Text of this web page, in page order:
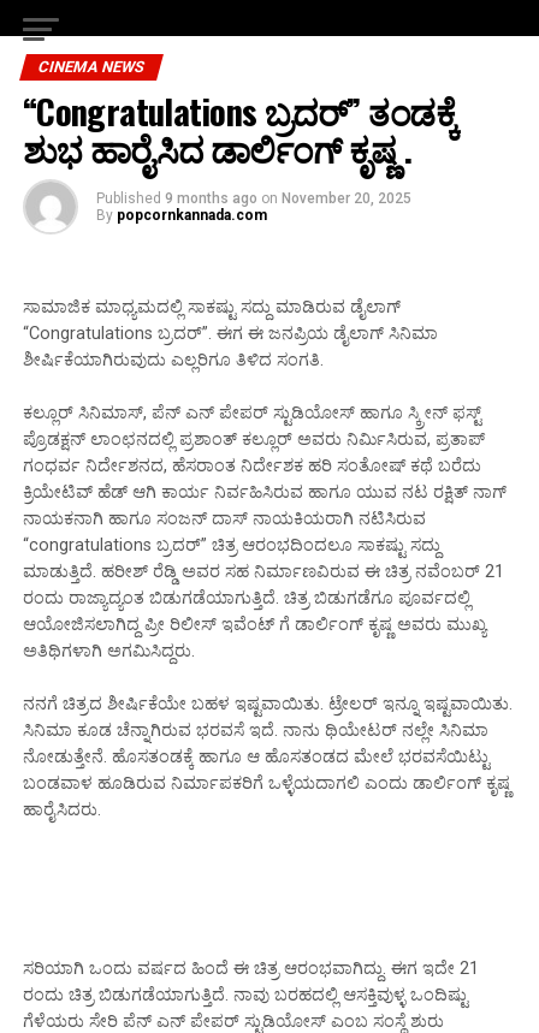
CINEMA NEWS
“Congratulations ಬ್ರದರ್” ತಂಡಕ್ಕೆ
ಶುಭ ಹಾರೈಸಿದ ಡಾರ್ಲಿಂಗ್ ಕೃಷ್ಣ .
Published 9 months ago on November 20, 2025
By popcornkannada.com
ಸಾಮಾಜಿಕ ಮಾಧ್ಯಮದಲ್ಲಿ ಸಾಕಷ್ಟು ಸದ್ದು ಮಾಡಿರುವ ಡೈಲಾಗ್
“Congratulations ಬ್ರದರ್”. ಈಗ ಈ ಜನಪ್ರಿಯ ಡೈಲಾಗ್ ಸಿನಿಮಾ
ಶೀರ್ಷಿಕೆಯಾಗಿರುವುದು ಎಲ್ಲರಿಗೂ ತಿಳಿದ ಸಂಗತಿ.
ಕಲ್ಲೂರ್ ಸಿನಿಮಾಸ್, ಪೆನ್ ಎನ್ ಪೇಪರ್ ಸ್ಟುಡಿಯೋಸ್ ಹಾಗೂ ಸ್ಕ್ರೀನ್ ಫಸ್ಟ್
ಪ್ರೊಡಕ್ಷನ್ ಲಾಂಛನದಲ್ಲಿ ಪ್ರಶಾಂತ್ ಕಲ್ಲೂರ್ ಅವರು ನಿರ್ಮಿಸಿರುವ, ಪ್ರತಾಪ್
ಗಂಧರ್ವ ನಿರ್ದೇಶನದ, ಹೆಸರಾಂತ ನಿರ್ದೇಶಕ ಹರಿ ಸಂತೋಷ್ ಕಥೆ ಬರೆದು
ಕ್ರಿಯೇಟಿವ್ ಹೆಡ್ ಆಗಿ ಕಾರ್ಯ ನಿರ್ವಹಿಸಿರುವ ಹಾಗೂ ಯುವ ನಟ ರಕ್ಷಿತ್ ನಾಗ್
ನಾಯಕನಾಗಿ ಹಾಗೂ ಸಂಜನ್ ದಾಸ್ ನಾಯಕಿಯರಾಗಿ ನಟಿಸಿರುವ
“congratulations ಬ್ರದರ್” ಚಿತ್ರ ಆರಂಭದಿಂದಲೂ ಸಾಕಷ್ಟು ಸದ್ದು
ಮಾಡುತ್ತಿದೆ. ಹರೀಶ್ ರೆಡ್ಡಿ ಅವರ ಸಹ ನಿರ್ಮಾಣವಿರುವ ಈ ಚಿತ್ರ ನವೆಂಬರ್ 21
ರಂದು ರಾಜ್ಯಾದ್ಯಂತ ಬಿಡುಗಡೆಯಾಗುತ್ತಿದೆ. ಚಿತ್ರ ಬಿಡುಗಡೆಗೂ ಪೂರ್ವದಲ್ಲಿ
ಆಯೋಜಿಸಲಾಗಿದ್ದ ಪ್ರೀ ರಿಲೀಸ್ ಇವೆಂಟ್ ಗೆ ಡಾರ್ಲಿಂಗ್ ಕೃಷ್ಣ ಅವರು ಮುಖ್ಯ
ಅತಿಥಿಗಳಾಗಿ ಅಗಮಿಸಿದ್ದರು.
ನನಗೆ ಚಿತ್ರದ ಶೀರ್ಷಿಕೆಯೇ ಬಹಳ ಇಷ್ಟವಾಯಿತು. ಟ್ರೇಲರ್ ಇನ್ನೂ ಇಷ್ಟವಾಯಿತು.
ಸಿನಿಮಾ ಕೂಡ ಚೆನ್ನಾಗಿರುವ ಭರವಸೆ ಇದೆ. ನಾನು ಥಿಯೇಟರ್ ನಲ್ಲೇ ಸಿನಿಮಾ
ನೋಡುತ್ತೇನೆ. ಹೊಸತಂಡಕ್ಕೆ ಹಾಗೂ ಆ ಹೊಸತಂಡದ ಮೇಲೆ ಭರವಸೆಯಿಟ್ಟು
ಬಂಡವಾಳ ಹೂಡಿರುವ ನಿರ್ಮಾಪಕರಿಗೆ ಒಳ್ಳೆಯದಾಗಲಿ ಎಂದು ಡಾರ್ಲಿಂಗ್ ಕೃಷ್ಣ
ಹಾರೈಸಿದರು.
ಸರಿಯಾಗಿ ಒಂದು ವರ್ಷದ ಹಿಂದೆ ಈ ಚಿತ್ರ ಆರಂಭವಾಗಿದ್ದು. ಈಗ ಇದೇ 21
ರಂದು ಚಿತ್ರ ಬಿಡುಗಡೆಯಾಗುತ್ತಿದೆ. ನಾವು ಬರಹದಲ್ಲಿ ಆಸಕ್ತಿವುಳ್ಳ ಒಂದಿಷ್ಟು
ಗೆಳೆಯರು ಸೇರಿ ಪೆನ್ ಎನ್ ಪೇಪರ್ ಸ್ಟುಡಿಯೋಸ್ ಎಂಬ ಸಂಸ್ಥೆ ಶುರು